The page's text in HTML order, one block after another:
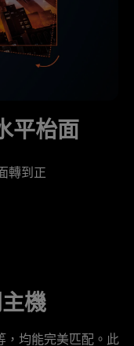
平枱面
轉到正
機
，均能完美匹配。此